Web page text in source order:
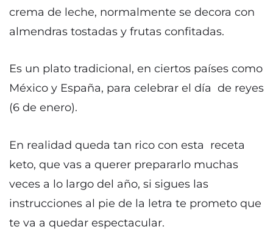
crema de leche, normalmente se decora con
almendras tostadas y frutas confitadas.
Es un plato tradicional, en ciertos países como
México y España, para celebrar el día de reyes
(6 de enero).
En realidad queda tan rico con esta receta
keto, que vas a querer prepararlo muchas
veces a lo largo del año, si sigues las
instrucciones al pie de la letra te prometo que
te va a quedar espectacular.